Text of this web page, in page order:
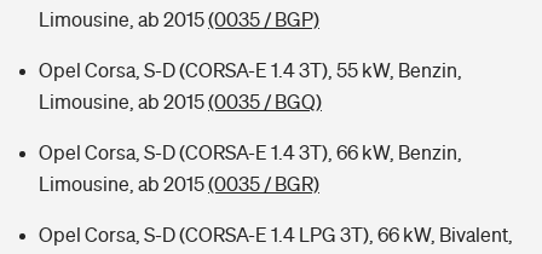
Limousine, ab 2015(0035 / BGP)
Opel Corsa, S-D (CORSA-E 1.4 3T), 55 kW, Benzin,
Limousine, ab 2015(0035 / BGQ)
Opel Corsa, S-D (CORSA-E 1.4 3T), 66 kW, Benzin,
Limousine, ab 2015(0035 / BGR)
Opel Corsa, S-D (CORSA-E 1.4 LPG 3T), 66 kW, Bivalent,